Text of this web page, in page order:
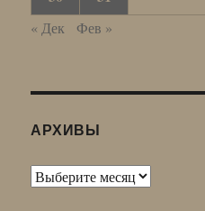
« Дек Фев »
АРХИВЫ
Архивы